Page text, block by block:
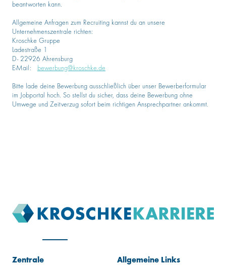
beantworten kann.
Allgemeine Anfragen zum Recruiting kannst du an unsere
Unternehmenszentrale richten:
Kroschke Gruppe
Ladestraße 1
D- 22926 Ahrensburg
E-Mail: bewerbung@kroschke.de
Bitte lade deine Bewerbung ausschließlich über unser Bewerberformular
im Jobportal hoch. So stellst du sicher, dass deine Bewerbung ohne
Umwege und Zeitverzug sofort beim richtigen Ansprechpartner ankommt.
Zentrale Allgemeine Links